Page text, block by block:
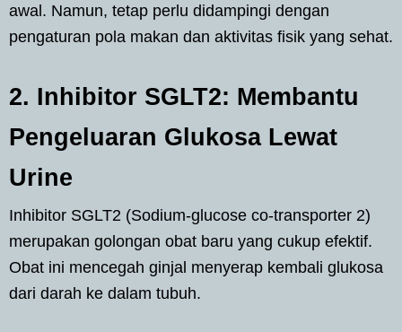
awal. Namun, tetap perlu didampingi dengan
pengaturan pola makan dan aktivitas fisik yang sehat.
2. Inhibitor SGLT2: Membantu
Pengeluaran Glukosa Lewat
Urine
Inhibitor SGLT2 (Sodium-glucose co-transporter 2)
merupakan golongan obat baru yang cukup efektif.
Obat ini mencegah ginjal menyerap kembali glukosa
dari darah ke dalam tubuh.